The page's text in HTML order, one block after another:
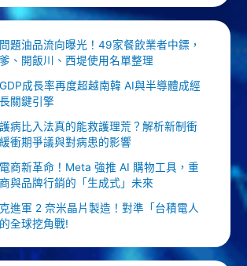
題油品流向曝光！49家餐飲業者中鏢，
、開飯川、西堤使用名單整理
成長率再度超越南韓 AI與半導體成經
關鍵引擎
病比入法真的能救護理荒？解析新制衝
衝期爭議與對病患的影響
商新革命！Meta 強推 AI 購物工具，重
與品牌行銷的「生成式」未來
進軍 2 奈米晶片製造！對準「台積電人
全球挖角戰!